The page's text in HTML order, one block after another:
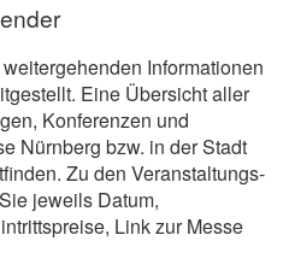
Informationen
Eine Übersicht aller
Konferenzen und
Nürnberg bzw. in der Stadt
Zu den Veranstaltungs-
jeweils Datum,
Link zur Messe